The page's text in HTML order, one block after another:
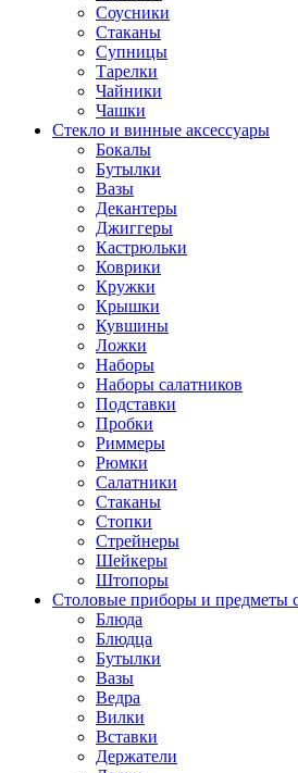
Соусники
Стаканы
Супницы
Тарелки
Чайники
Чашки
Стекло и винные аксессуары
Бокалы
Бутылки
Вазы
Декантеры
Джиггеры
Кастрюльки
Коврики
Кружки
Крышки
Кувшины
Ложки
Наборы
Наборы салатников
Подставки
Пробки
Риммеры
Рюмки
Салатники
Стаканы
Стопки
Стрейнеры
Шейкеры
Штопоры
Столовые приборы и предметы
Блюда
Блюдца
Бутылки
Вазы
Ведра
Вилки
Вставки
Держатели